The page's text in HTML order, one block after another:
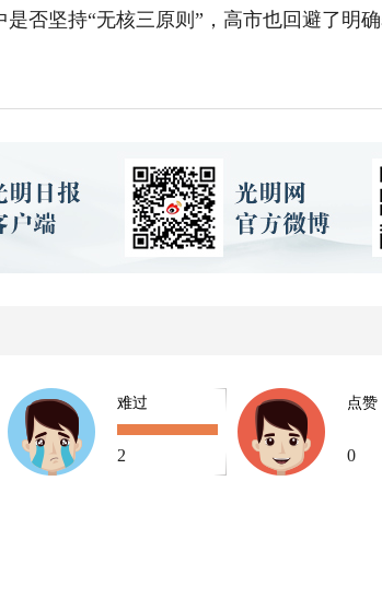
否坚持“无核三原则”，高市也回避了明确
难过
2
点赞
0